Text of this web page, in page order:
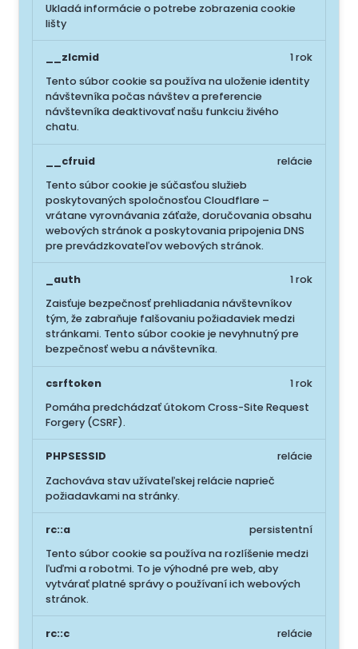
Ukladá informácie o potrebe zobrazenia cookie
lišty
__zlcmid
Tento súbor cookie sa používa na uloženie identity
návštevníka počas návštev a preferencie
návštevníka deaktivovať našu funkciu živého
chatu.
1 rok
__cfruid
Tento súbor cookie je súčasťou služieb
poskytovaných spoločnosťou Cloudflare –
vrátane vyrovnávania záťaže, doručovania obsahu
webových stránok a poskytovania pripojenia DNS
pre prevádzkovateľov webových stránok.
relácie
_auth
Zaisťuje bezpečnosť prehliadania návštevníkov
tým, že zabraňuje falšovaniu požiadaviek medzi
stránkami. Tento súbor cookie je nevyhnutný pre
bezpečnosť webu a návštevníka.
1 rok
csrftoken
Pomáha predchádzať útokom Cross-Site Request
Forgery (CSRF).
1 rok
PHPSESSID
Zachováva stav užívateľskej relácie naprieč
požiadavkami na stránky.
relácie
rc::a
Tento súbor cookie sa používa na rozlíšenie medzi
ľuďmi a robotmi. To je výhodné pre web, aby
vytvárať platné správy o používaní ich webových
stránok.
persistentní
rc::c
relácie